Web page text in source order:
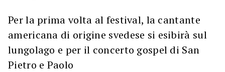
Per la prima volta al festival, la cantante
americana di origine svedese si esibirà sul
lungolago e per il concerto gospel di San
Pietro e Paolo